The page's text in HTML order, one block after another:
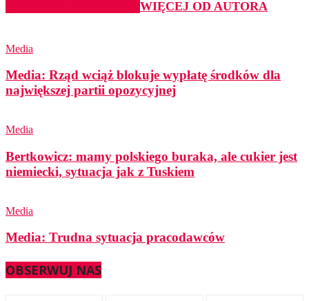
WIĘCEJ OD AUTORA
Media
Media: Rząd wciąż blokuje wypłatę środków dla
największej partii opozycyjnej
Media
Bertkowicz: mamy polskiego buraka, ale cukier jest
niemiecki, sytuacja jak z Tuskiem
Media
Media: Trudna sytuacja pracodawców
OBSERWUJ NAS